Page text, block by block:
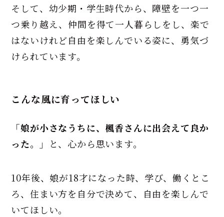
そして、幼少期・学生時代から、障壁を一つ一
つ乗り越え、仲間を得て一人暮らしをし、楽で
はないけれど自由を楽しんでいる姿に、勇気づ
けられています。
こんな風に育ってほしい
「娘が小さなうちに、楓香さんに出会えて良か
った。」
と、心から思います。
10年後、娘が18才になった時、学び、働くとこ
ろ、住まい方を自分で決めて、自由を楽しんで
いてほしい。